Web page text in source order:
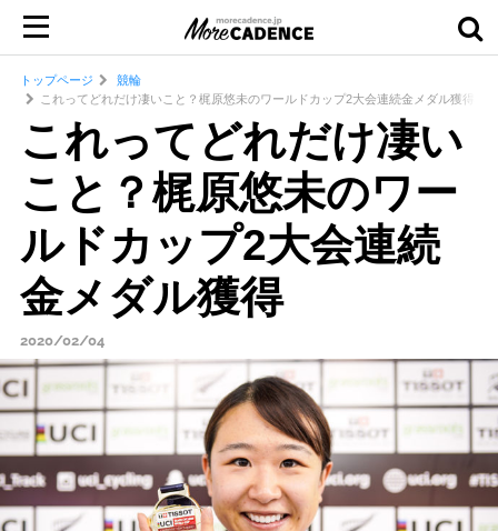
トップページ
競輪
これってどれだけ凄いこと？梶原悠未のワールドカップ2大会連続金メダル獲得
これってどれだけ凄い
こと？梶原悠未のワー
ルドカップ2大会連続
金メダル獲得
2020/02/04